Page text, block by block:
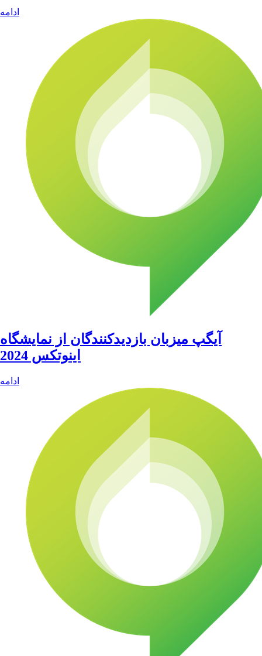
ادامه
آیگپ میزبان بازدیدکنندگان از نمایشگاه
اینوتکس 2024
ادامه